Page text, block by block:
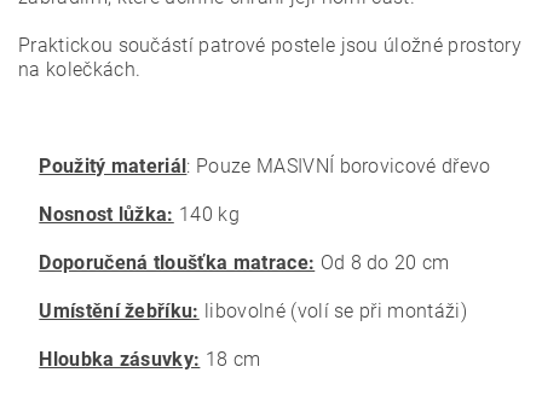
Praktickou součástí patrové postele jsou úložné prostory
na kolečkách.
Použitý materiál: Pouze MASIVNÍ borovicové dřevo
Nosnost lůžka: 140 kg
Doporučená tloušťka matrace: Od 8 do 20 cm
Umístění žebříku: libovolné (volí se při montáži)
Hloubka zásuvky: 18 cm